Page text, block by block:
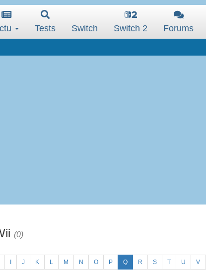
Tests Switch Switch 2 Forums
(0)
J K L M N O P Q R S T U V